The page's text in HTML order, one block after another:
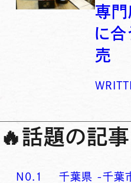
専門
に合
売
🔥話題の記事
N0. 1 千葉県 -千葉